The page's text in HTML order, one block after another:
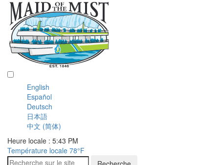
English
Español
Deutsch
日本語
中文 (简体)
Heure locale : 5:43 PM
Température locale 78°F
Recherche